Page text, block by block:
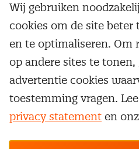
Service & contact
Over inkoop
Netwerk en communities
Aanmelden nieuwsbrief
Word lid van Nevi
Populaire thema's
Aanbesteden
Contractmanagement
Kostenmanagement
Onderhandelen
Supply management
Opleidingen en
Trainingen
Opleidingen
Maatwerk
Cookievoorkeuren
Wij gebruiken
cookies om de site
en te optimaliseren. Om
op andere sites te
advertentie cookies
toestemming vragen.
privacy statement en